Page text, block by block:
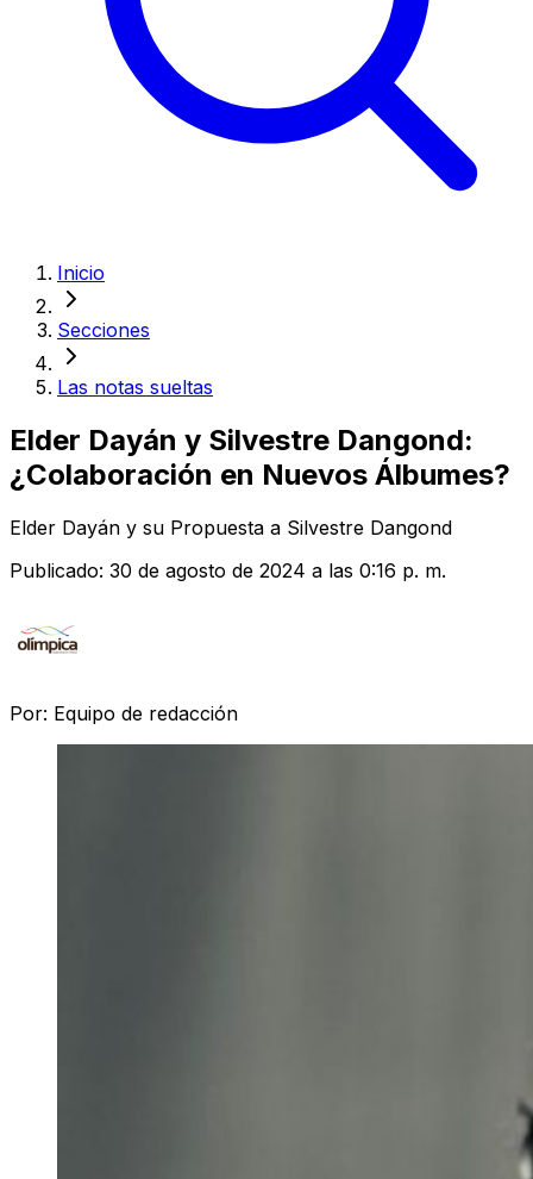
Inicio
Secciones
Las notas sueltas
Elder Dayán y Silvestre Dangond:
¿Colaboración en Nuevos Álbumes?
Elder Dayán y su Propuesta a Silvestre Dangond
Publicado: 30 de agosto de 2024 a las 0:16 p. m.
Por: Equipo de redacción